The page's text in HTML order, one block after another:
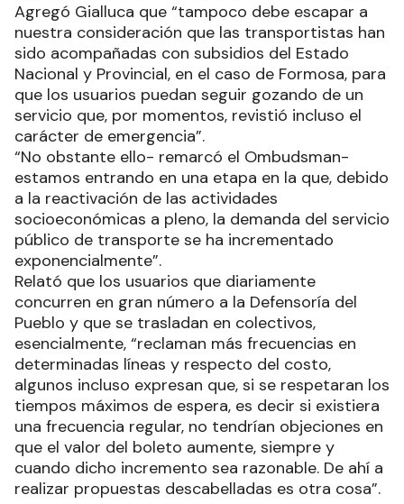
Agregó Gialluca que “tampoco debe escapar a
nuestra consideración que las transportistas han
sido acompañadas con subsidios del Estado
Nacional y Provincial, en el caso de Formosa, para
que los usuarios puedan seguir gozando de un
servicio que, por momentos, revistió incluso el
carácter de emergencia”.
“No obstante ello- remarcó el Ombudsman-
estamos entrando en una etapa en la que, debido
a la reactivación de las actividades
socioeconómicas a pleno, la demanda del servicio
público de transporte se ha incrementado
exponencialmente”.
Relató que los usuarios que diariamente
concurren en gran número a la Defensoría del
Pueblo y que se trasladan en colectivos,
esencialmente, “reclaman más frecuencias en
determinadas líneas y respecto del costo,
algunos incluso expresan que, si se respetaran los
tiempos máximos de espera, es decir si existiera
una frecuencia regular, no tendrían objeciones en
que el valor del boleto aumente, siempre y
cuando dicho incremento sea razonable. De ahí a
realizar propuestas descabelladas es otra cosa”.